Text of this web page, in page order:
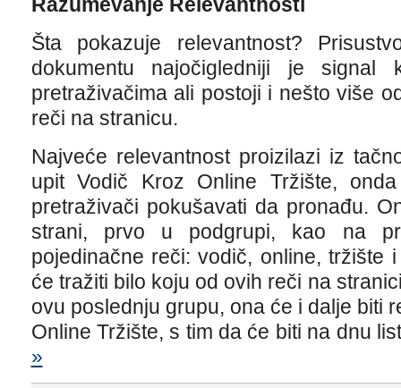
Šta pokazuje relevantnost?
dokumentu najočigledniji je
pretraživačima ali postoji i nešto više
reči na stranicu.
Najveće relevantnost proizilazi iz
upit Vodič Kroz Online Tržište,
pretraživači pokušavati da pronađu.
strani, prvo u podgrupi, kao na
pojedinačne reči: vodič, online, tržište
će tražiti bilo koju od ovih reči na
ovu poslednju grupu, ona će i dalje biti
Online Tržište, s tim da će biti na dnu
»